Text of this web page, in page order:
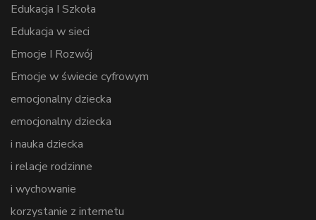
Edukacja I Szkoła
Edukacja w sieci
Emocje I Rozwój
Emocje w świecie cyfrowym
emocjonalny dziecka
emocjonalny dziecka
i nauka dziecka
i relacje rodzinne
i wychowanie
korzystanie z internetu